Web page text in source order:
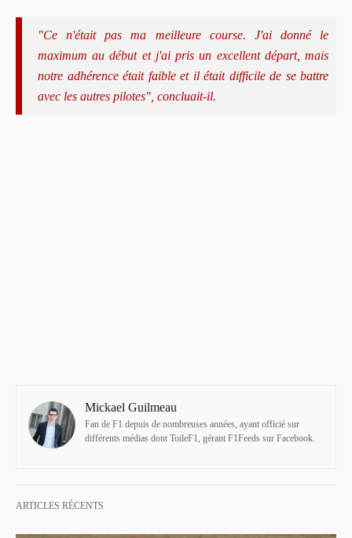
"Ce n'était pas ma meilleure course. J'ai donné le
maximum au début et j'ai pris un excellent départ, mais
notre adhérence était faible et il était difficile de se battre
avec les autres pilotes", concluait-il.
Mickael Guilmeau
Fan de F1 depuis de nombreuses années, ayant officié sur
différents médias dont ToileF1, gérant F1Feeds sur Facebook.
ARTICLES RÉCENTS